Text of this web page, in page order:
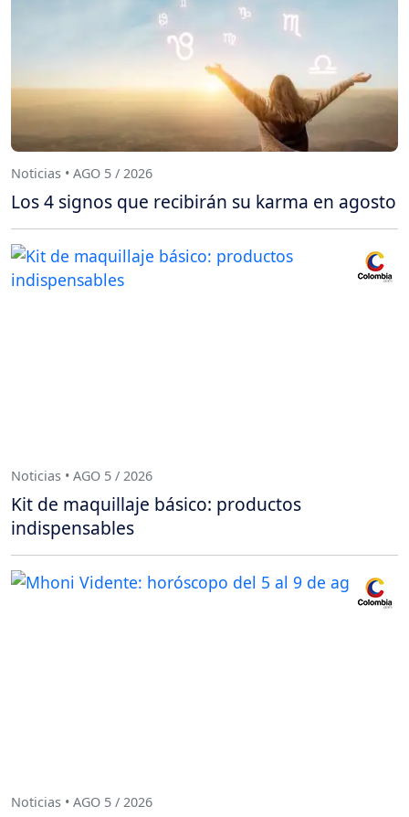
Noticias • AGO 5 / 2026
Los 4 signos que recibirán su karma en agosto
Noticias • AGO 5 / 2026
Kit de maquillaje básico: productos
indispensables
Noticias • AGO 5 / 2026